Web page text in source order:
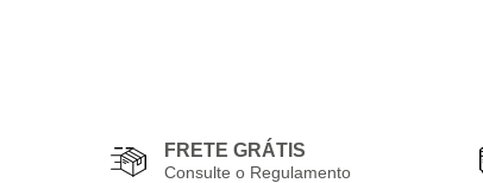
FRETE GRÁTIS
Consulte o Regulamento